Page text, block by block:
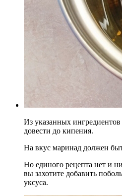
Из указанных
довести до кипения.
На вкус маринад должен
Но единого рецепта нет и
вы захотите добавить
уксуса.